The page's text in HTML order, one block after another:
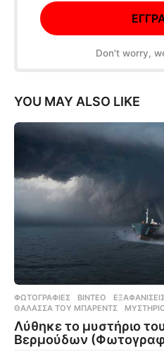
Don't worry,
YOU MAY ALSO LIKE
ΦΩΤΟΓΡΑΦΊΕΣ ,ΒΊΝΤΕΟ
ΘΆΛΑΣΣΑ ΤΟΥ ΜΠΆΡΕΝΤΣ
,
Λύθηκε το μυστήριο
Βερμούδων